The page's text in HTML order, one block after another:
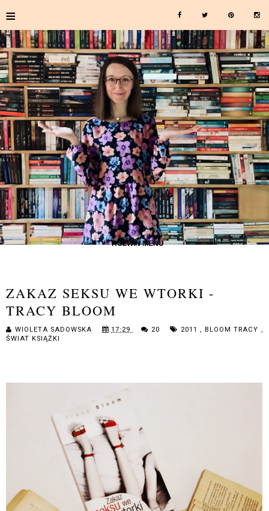
≡
≡ ROZWIŃ MENU
ZAKAZ SEKSU WE WTORKI -
TRACY BLOOM
WIOLETA SADOWSKA 17:29 20 2011, BLOOM TRACY,
ŚWIAT KSIĄŻKI